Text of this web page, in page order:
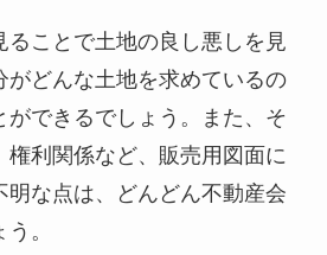
ることで土地の良し悪しを見
がどんな土地を求めているの
ができるでしょう。また、そ
権利関係など、販売用図面に
明な点は、どんどん不動産会
。